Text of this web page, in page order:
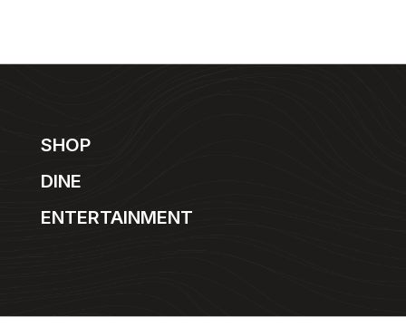
SHOP
DINE
ENTERTAINMENT